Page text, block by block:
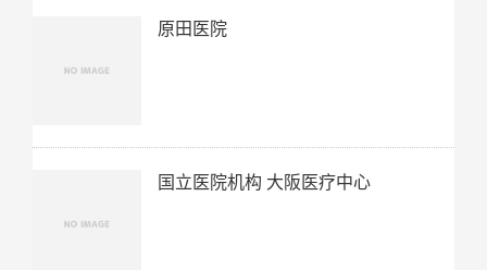
原田医院
国立医院机构 大阪医疗中心